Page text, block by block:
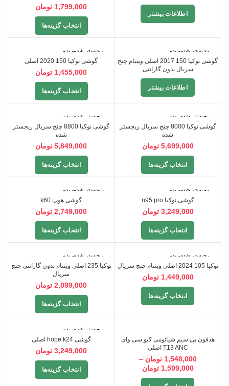
اطلاعات بیشتر
1,799,000 تومان
انتخاب گزینه‌ها
رجیستر شده- بدو
ن گارانتی
گوشی نوکیا 150 2017 اصلی ویتنام چنج
سریال بدون گارانتی
اطلاعات بیشتر
رجیستر شده- بدو
ن گارانتی
گوشی نوکیا 150 2020 اصلی
1,455,000 تومان
انتخاب گزینه‌ها
رجیستر شده- بدو
ن گارانتی
گوشی نوکیا 8000 چنج سریال ریجستر
شده
5,699,000 تومان
انتخاب گزینه‌ها
رجیستر شده- بدو
ن گارانتی
گوشی نوکیا 8800 چنج سریال ریجستر
شده
5,849,000 تومان
انتخاب گزینه‌ها
رجیستر شده- بدو
ن گارانتی
گوشی نوکیا n95 pro
3,249,000 تومان
انتخاب گزینه‌ها
رجیستر شده- بدو
ن گارانتی
گوشی هوپ k60
2,749,000 تومان
انتخاب گزینه‌ها
رجیستر شده- بدو
ن گارانتی
نوکیا 105 2024 اصلی ویتنام چنج سریال
1,449,000 تومان
انتخاب گزینه‌ها
رجیستر شده- بدو
ن گارانتی
نوکیا 235 اصلی ویتنام بدون گارانتی چنج
سریال
2,099,000 تومان
انتخاب گزینه‌ها
هدفون بی سیم شیائومی کیو سی وای
T13 ANC اصلی
1,548,000 تومان –
1,599,000 تومان
رجیستر شده- بدو
ن گارانتی
گوشی hope k24 اصلی
3,249,000 تومان
انتخاب گزینه‌ها